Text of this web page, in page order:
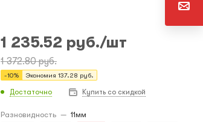
1 235.52 руб./шт
1 372.80руб.
-10% Экономия 137.28 руб.
Достаточно Купить со скидкой
Разновидность — 11мм